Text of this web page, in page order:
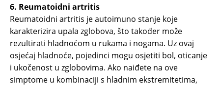
6. Reumatoidni artritis
Reumatoidni artritis je autoimuno stanje koje
karakterizira upala zglobova, što također može
rezultirati hladnoćom u rukama i nogama. Uz ovaj
osjećaj hladnoće, pojedinci mogu osjetiti bol, oticanje
i ukočenost u zglobovima. Ako naiđete na ove
simptome u kombinaciji s hladnim ekstremitetima,